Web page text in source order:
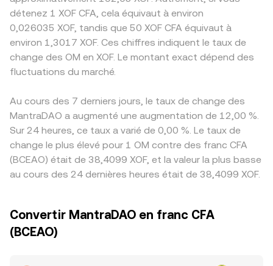
détenez 1 XOF CFA, cela équivaut à environ
0,026035 XOF, tandis que 50 XOF CFA équivaut à
environ 1,3017 XOF. Ces chiffres indiquent le taux de
change des OM en XOF. Le montant exact dépend des
fluctuations du marché.
Au cours des 7 derniers jours, le taux de change des
MantraDAO a augmenté une augmentation de 12,00 %.
Sur 24 heures, ce taux a varié de 0,00 %. Le taux de
change le plus élevé pour 1 OM contre des franc CFA
(BCEAO) était de 38,4099 XOF, et la valeur la plus basse
au cours des 24 dernières heures était de 38,4099 XOF.
Convertir MantraDAO en franc CFA
(BCEAO)